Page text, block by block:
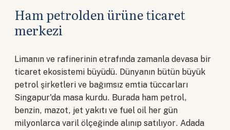
Ham petrolden ürüne ticaret
merkezi
Limanın ve rafinerinin etrafında zamanla devasa bir
ticaret ekosistemi büyüdü. Dünyanın bütün büyük
petrol şirketleri ve bağımsız emtia tüccarları
Singapur'da masa kurdu. Burada ham petrol,
benzin, mazot, jet yakıtı ve fuel oil her gün
milyonlarca varil ölçeğinde alınıp satılıyor. Adada